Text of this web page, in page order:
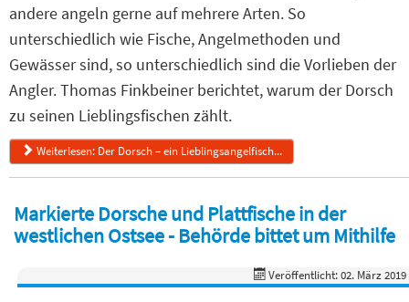
andere angeln gerne auf mehrere Arten. So
unterschiedlich wie Fische, Angelmethoden und
Gewässer sind, so unterschiedlich sind die Vorlieben der
Angler. Thomas Finkbeiner berichtet, warum der Dorsch
zu seinen Lieblingsfischen zählt.
Weiterlesen: Der Dorsch – ein Lieblingsangelfisch...
Markierte Dorsche und Plattfische in der
westlichen Ostsee - Behörde bittet um Mithilfe
Veröffentlicht: 02. März 2019